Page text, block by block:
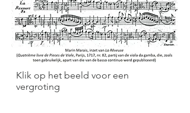
Klik op het beeld voor een
vergroting